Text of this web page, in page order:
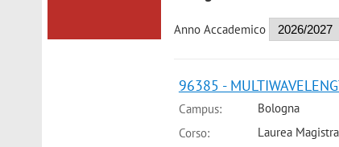
Anno Accademico
96385 -
Campus:
Bologna
Corso:
Laurea